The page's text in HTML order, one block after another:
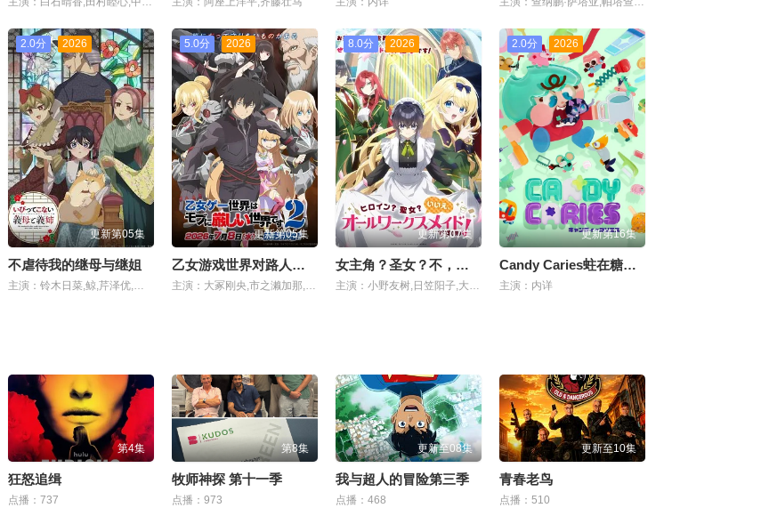
2.0分 2026
更新第05集
不虐待我的继母与继姐
主演：铃木日菜,鲸,芹泽优,贯井柚佳,麦穗杏菜,根本京里,内山夕实,市道真央
5.0分 2026
更新第05集
乙女游戏世界对路人角色很不友好 第二季
主演：大冢刚央,市之濑加那,菲鲁兹·蓝,石田彰,佐仓绫音,铃村健一,鸟海浩辅,立花慎之介,游佐浩二,桧山修之,竹内顺子,大原沙耶香,雨宫天,小仓唯,宇垣秀成,黑田崇矢
8.0分 2026
更新第07集
女主角？圣女？不，我是杂役女仆（自豪）
主演：小野友树,日笠阳子,大久保瑠美,堀江瞬,天崎滉平,仲村宗悟,宫本侑芽
2.0分 2026
更新第16集
Candy Caries蛀在糖糖里
主演：内详
第4集
狂怒追缉
点播：737
第8集
牧师神探 第十一季
点播：973
更新至08集
我与超人的冒险第三季
点播：468
更新至10集
青春老鸟
点播：510